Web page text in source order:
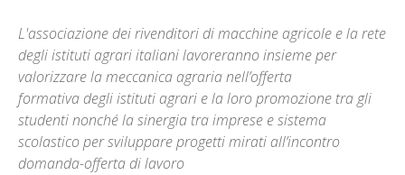
L'associazione dei rivenditori di macchine agricole e la rete
degli istituti agrari italiani lavoreranno insieme per
valorizzare la meccanica agraria nell’offerta
formativa degli istituti agrari e la loro promozione tra gli
studenti nonché la sinergia tra imprese e sistema
scolastico per sviluppare progetti mirati all’incontro
domanda-offerta di lavoro